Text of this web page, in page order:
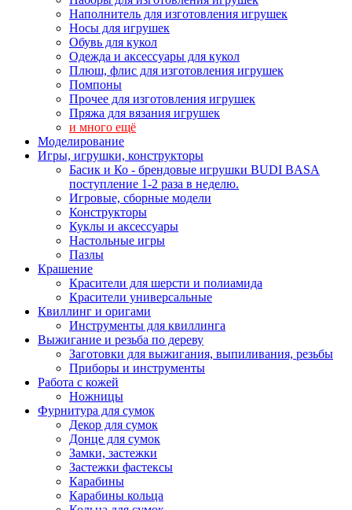
Наполнитель для изготовления игрушек
Носы для игрушек
Обувь для кукол
Одежда и аксессуары для кукол
Плюш, флис для изготовления игрушек
Помпоны
Прочее для изготовления игрушек
Пряжа для вязания игрушек
и много ещё
Моделирование
Игры, игрушки, конструкторы
Басик и Ко - брендовые игрушки BUDI BASA
поступление 1-2 раза в неделю.
Игровые, сборные модели
Конструкторы
Куклы и аксессуары
Настольные игры
Пазлы
Крашение
Красители для шерсти и полиамида
Красители универсальные
Квиллинг и оригами
Инструменты для квиллинга
Выжигание и резьба по дереву
Заготовки для выжигания, выпиливания, резьбы
Приборы и инструменты
Работа с кожей
Ножницы
Фурнитура для сумок
Декор для сумок
Донце для сумок
Замки, застежки
Застежки фастексы
Карабины
Карабины кольца